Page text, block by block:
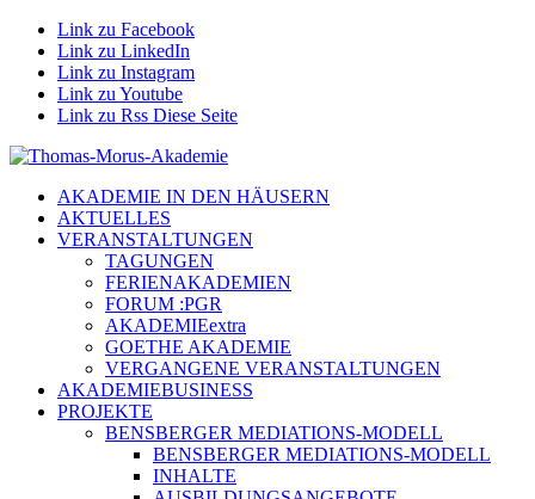
Link zu Facebook
Link zu LinkedIn
Link zu Instagram
Link zu Youtube
Link zu Rss Diese Seite
AKADEMIE IN DEN HÄUSERN
AKTUELLES
VERANSTALTUNGEN
TAGUNGEN
FERIENAKADEMIEN
FORUM :PGR
AKADEMIEextra
GOETHE AKADEMIE
VERGANGENE VERANSTALTUNGEN
AKADEMIEBUSINESS
PROJEKTE
BENSBERGER MEDIATIONS-MODELL
BENSBERGER MEDIATIONS-MODELL
INHALTE